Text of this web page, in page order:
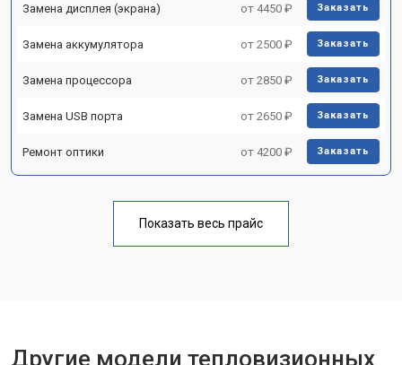
Замена дисплея (экрана) от 4450 ₽ Заказать
Замена аккумулятора от 2500 ₽ Заказать
Замена процессора от 2850 ₽ Заказать
Замена USB порта от 2650 ₽ Заказать
Ремонт оптики от 4200 ₽ Заказать
Показать весь прайс
Другие модели тепловизионных